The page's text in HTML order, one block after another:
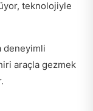
teknolojiyle
deneyimli
araçla gezmek